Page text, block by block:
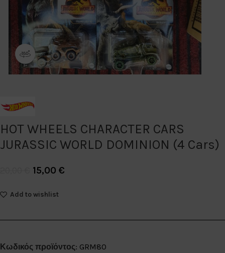
360 product view
HOT WHEELS CHARACTER CARS
JURASSIC WORLD DOMINION (4 Cars)
15,00 €
Add to wishlist
Κωδικός προϊόντος: GRM80